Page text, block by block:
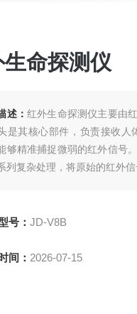
命探测仪
述： 红外生命探测仪主要由
是其核心部件，负责接收人
够精准捕捉微弱的红外信号
列复杂处理，将原始的红外
号： JD-V8B
间： 2026-07-15